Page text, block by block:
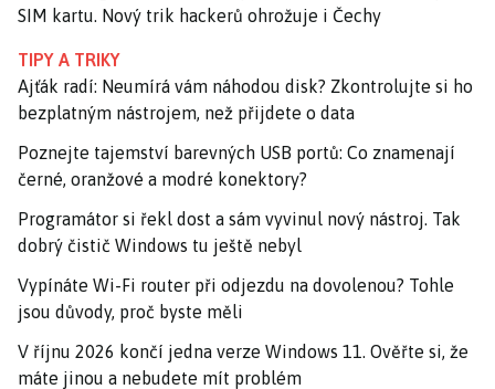
SIM kartu. Nový trik hackerů ohrožuje i Čechy
TIPY A TRIKY
Ajťák radí: Neumírá vám náhodou disk? Zkontrolujte si ho
bezplatným nástrojem, než přijdete o data
Poznejte tajemství barevných USB portů: Co znamenají
černé, oranžové a modré konektory?
Programátor si řekl dost a sám vyvinul nový nástroj. Tak
dobrý čistič Windows tu ještě nebyl
Vypínáte Wi-Fi router při odjezdu na dovolenou? Tohle
jsou důvody, proč byste měli
V říjnu 2026 končí jedna verze Windows 11. Ověřte si, že
máte jinou a nebudete mít problém